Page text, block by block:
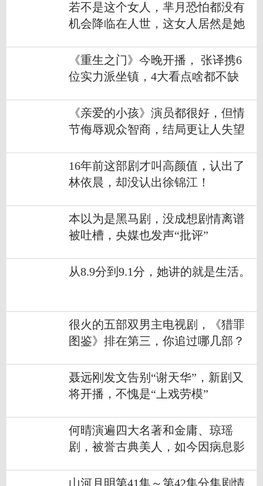
若不是这个女人，芈月恐怕都没有
机会降临在人世，这女人居然是她
《重生之门》今晚开播， 张译携6
位实力派坐镇，4大看点啥都不缺
《亲爱的小孩》演员都很好，但情
节侮辱观众智商，结局更让人失望
16年前这部剧才叫高颜值，认出了
林依晨，却没认出徐锦江！
本以为是黑马剧，没成想剧情离谱
被吐槽，央媒也发声“批评”
从8.9分到9.1分，她讲的就是生活。
很火的五部双男主电视剧，《猎罪
图鉴》排在第三，你追过哪几部？
聂远刚发文告别“谢天华”，新剧又
将开播，不愧是“上戏劳模”
何晴演遍四大名著和金庸、琼瑶
剧，被誉古典美人，如今因病息影
山河月明第41集～第42集分集剧情